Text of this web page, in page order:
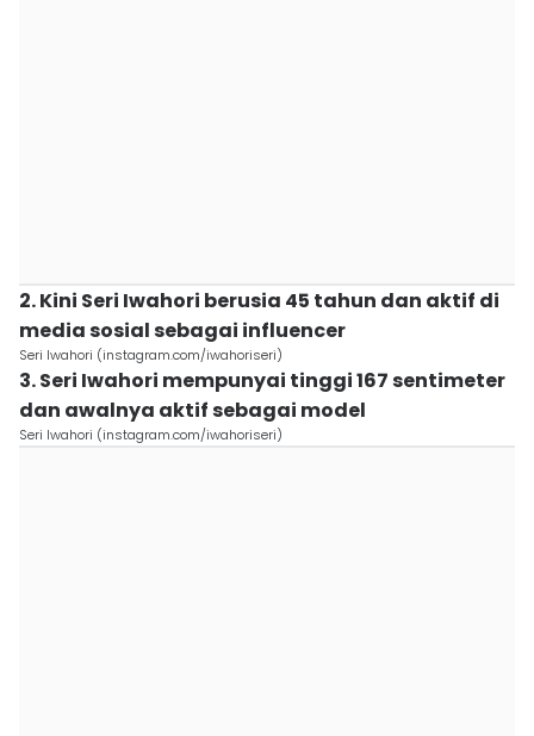
2. Kini Seri Iwahori berusia 45 tahun dan aktif di
media sosial sebagai influencer
Seri Iwahori (instagram.com/iwahoriseri)
3. Seri Iwahori mempunyai tinggi 167 sentimeter
dan awalnya aktif sebagai model
Seri Iwahori (instagram.com/iwahoriseri)